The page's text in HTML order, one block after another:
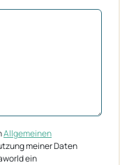
Allgemeinen
meiner Daten
ein